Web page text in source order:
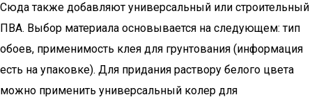
Сюда также добавляют универсальный или строительный
ПВА. Выбор материала основывается на следующем: тип
обоев, применимость клея для грунтования (информация
есть на упаковке). Для придания раствору белого цвета
можно применить универсальный колер для